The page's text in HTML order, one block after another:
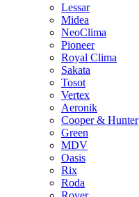
Lessar
Midea
NeoClima
Pioneer
Royal Clima
Sakata
Tosot
Vertex
Aeronik
Cooper & Hunter
Green
MDV
Oasis
Rix
Roda